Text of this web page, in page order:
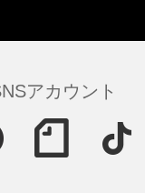
アカウント